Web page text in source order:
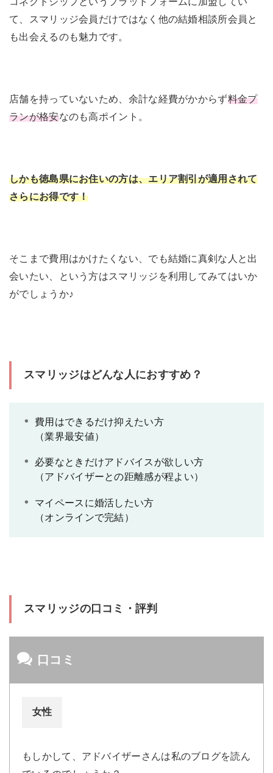
年齢層 20〜40代
証明書提出
身分証明書 / 独身証明書 / 収入証明書
成婚退会までの平
均活動期間
て、スマリッジ会員だけではなく他の結婚相談所会員と
も出会えるのも魅力です。
店舗を持っていないため、余計な経費がかからず料金プ
ランが格安なのも高ポイント。
しかも徳島県にお住いの方は、エリア割引が適用されて
さらにお得です！
そこまで費用はかけたくない、でも結婚に真剣な人と出
会いたい、という方はスマリッジを利用してみてはいか
がでしょうか♪
スマリッジはどんな人におすすめ？
費用はできるだけ抑えたい方
（業界最安値）
必要なときだけアドバイスが欲しい方
（アドバイザーとの距離感が程よい）
マイペースに婚活したい方
（オンラインで完結）
スマリッジの口コミ・評判
口コミ
女性
もしかして、アドバイザーさんは私のブログを読ん